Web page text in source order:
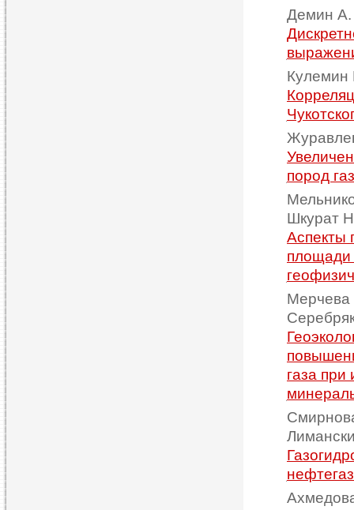
Демин
Кулемин
пород
Шкурат
Аспекты
площади
газа при